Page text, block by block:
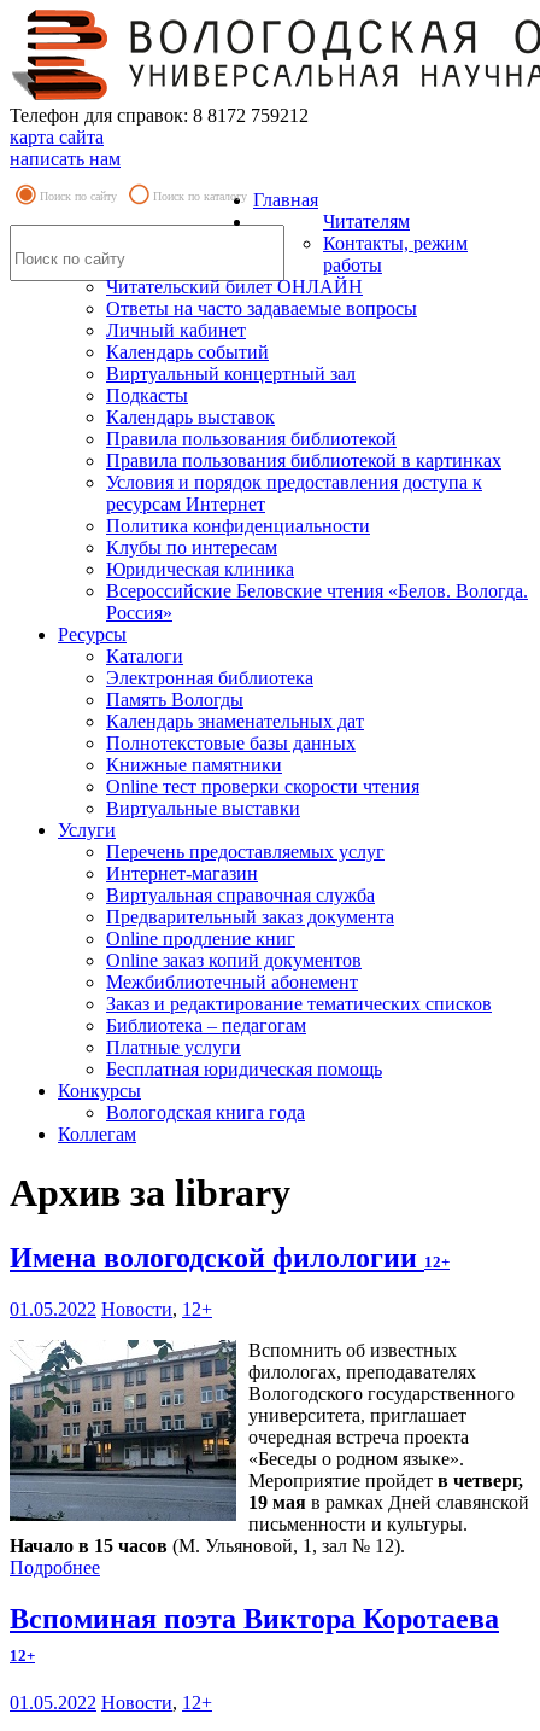
Телефон для справок: 8 8172 759212
карта сайта
написать нам
Поиск по сайту Поиск по каталогу Главная
Читателям
Контакты, режим
работы
Читательский билет ОНЛАЙН
Ответы на часто задаваемые вопросы
Личный кабинет
Календарь событий
Виртуальный концертный зал
Подкасты
Календарь выставок
Правила пользования библиотекой
Правила пользования библиотекой в картинках
Условия и порядок предоставления доступа к
ресурсам Интернет
Политика конфиденциальности
Клубы по интересам
Юридическая клиника
Всероссийские Беловские чтения «Белов. Вологда.
Россия»
Ресурсы
Каталоги
Электронная библиотека
Память Вологды
Календарь знаменательных дат
Полнотекстовые базы данных
Книжные памятники
Online тест проверки скорости чтения
Виртуальные выставки
Услуги
Перечень предоставляемых услуг
Интернет-магазин
Виртуальная справочная служба
Предварительный заказ документа
Online продление книг
Online заказ копий документов
Межбиблиотечный абонемент
Заказ и редактирование тематических списков
Библиотека – педагогам
Платные услуги
Бесплатная юридическая помощь
Конкурсы
Вологодская книга года
Коллегам
Архив за library
Имена вологодской филологии 12+
01.05.2022 Новости, 12+
Вспомнить об известных
филологах, преподавателях
Вологодского государственного
университета, приглашает
очередная встреча проекта
«Беседы о родном языке».
Мероприятие пройдет в четверг,
19 мая в рамках Дней славянской
письменности и культуры.
Начало в 15 часов (М. Ульяновой, 1, зал № 12).
Подробнее
Вспоминая поэта Виктора Коротаева
12+
01.05.2022 Новости, 12+